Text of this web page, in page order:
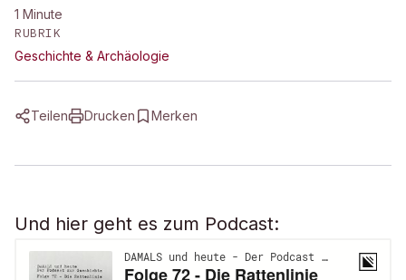
1 Minute
RUBRIK
Geschichte & Archäologie
Teilen Drucken Merken
Und hier geht es zum Podcast: